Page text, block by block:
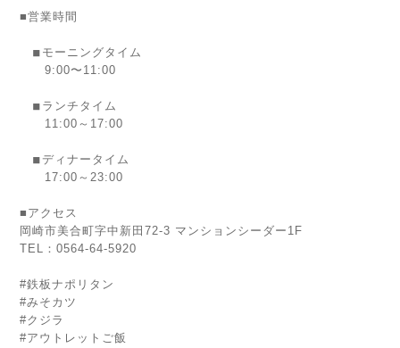
■営業時間
◾︎モーニングタイム
9:00〜11:00
◾︎ランチタイム
11:00～17:00
◾︎ディナータイム
17:00～23:00
■アクセス
岡崎市美合町字中新田72-3 マンションシーダー1F
TEL：0564-64-5920
#鉄板ナポリタン
#みそカツ
#クジラ
#アウトレットご飯